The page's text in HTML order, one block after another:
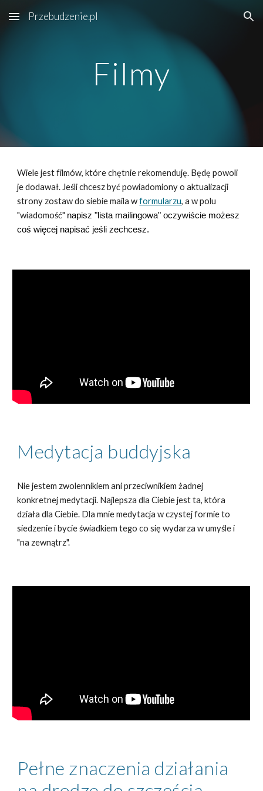
Skip to main content Skip to navigation
Przebudzenie.pl
Filmy
Wiele jest filmów, które chętnie rekomenduję. Będę powoli
je dodawał. Jeśli chcesz być powiadomiony o aktualizacji
strony zostaw do siebie maila wformularzu, a w polu
"wiadomość" napisz "lista mailingowa" oczywiście możesz
coś więcej napisać jeśli zechcesz.
Medytacja buddyjska
Nie jestem zwolennikiem ani przeciwnikiem żadnej
konkretnej medytacji. Najlepsza dla Ciebie jest ta, która
działa dla Ciebie. Dla mnie medytacja w czystej formie to
siedzenie i bycie świadkiem tego co się wydarza w umyśle i
"na zewnątrz".
Pełne znaczenia działania